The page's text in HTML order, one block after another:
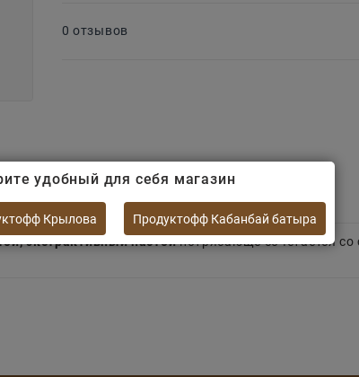
0 отзывов
экстрактивный настойпотрясающе сочетается
удобный для себя магазин
Крылова Продуктофф Кабанбай батыра